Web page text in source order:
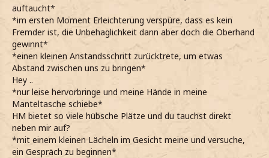
auftaucht*
*im ersten Moment Erleichterung verspüre, dass es kein
Fremder ist, die Unbehaglichkeit dann aber doch die Oberhand
gewinnt*
*einen kleinen Anstandsschritt zurücktrete, um etwas
Abstand zwischen uns zu bringen*
Hey ..
*nur leise hervorbringe und meine Hände in meine
Manteltasche schiebe*
HM bietet so viele hübsche Plätze und du tauchst direkt
neben mir auf?
*mit einem kleinen Lächeln im Gesicht meine und versuche,
ein Gespräch zu beginnen*